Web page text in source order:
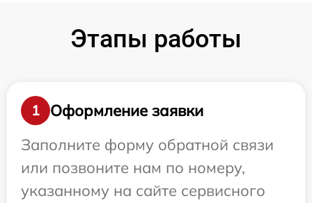
Этапы работы
1
Оформление заявки
Заполните форму обратной связи
или позвоните нам по номеру,
указанному на сайте сервисного